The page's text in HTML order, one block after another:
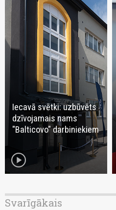
Iecavā svētki: uzbūvēts
dzīvojamais nams
"Balticovo" darbiniekiem
play_circle
Svarīgākais